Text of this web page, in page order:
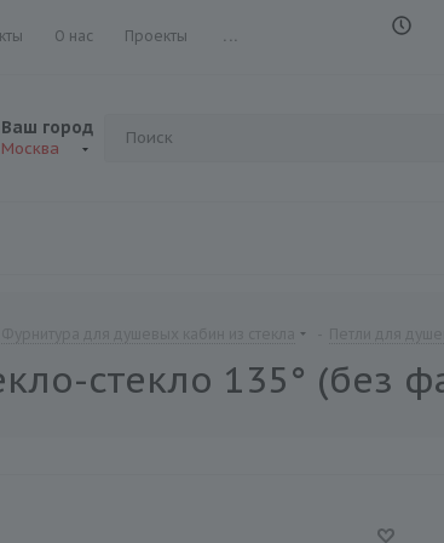
О нас Проекты ...
Ваш город
Москва
стекло 135° (без